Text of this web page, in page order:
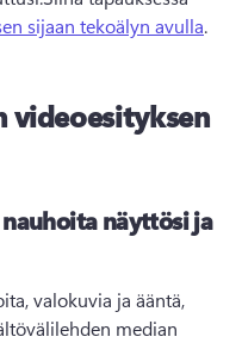
sijaan tekoälyn avulla.
videoesityksen
näyttösi ja
valokuvia ja ääntä,
median